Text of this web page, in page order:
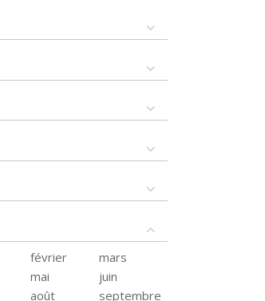
février
mars
mai
juin
août
septembre